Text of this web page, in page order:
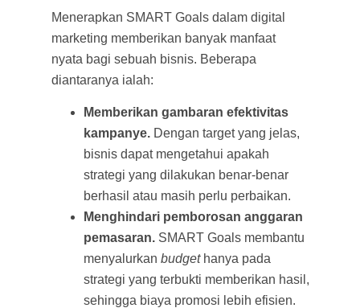
Menerapkan SMART Goals dalam digital
marketing memberikan banyak manfaat
nyata bagi sebuah bisnis. Beberapa
diantaranya ialah:
Memberikan gambaran efektivitas
kampanye.Dengan target yang jelas,
bisnis dapat mengetahui apakah
strategi yang dilakukan benar-benar
berhasil atau masih perlu perbaikan.
Menghindari pemborosan anggaran
pemasaran.SMART Goals membantu
menyalurkan budgethanya pada
strategi yang terbukti memberikan hasil,
sehingga biaya promosi lebih efisien.